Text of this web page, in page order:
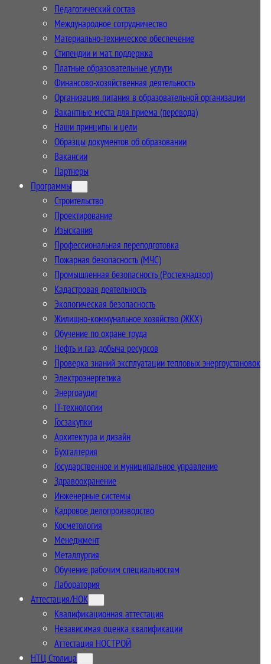
Педагогический состав
Международное сотрудничество
Материально-техническое обеспечение
Стипендии и мат. поддержка
Платные образовательные услуги
Финансово-хозяйственная деятельность
Организация питания в образовательной организации
Вакантные места для приема (перевода)
Наши принципы и цели
Образцы документов об образовании
Вакансии
Партнеры
Программы
Строительство
Проектирование
Изыскания
Профессиональная переподготовка
Пожарная безопасность (МЧС)
Промышленная безопасность (Ростехнадзор)
Кадастровая деятельность
Экологическая безопасность
Жилищно-коммунальное хозяйство (ЖКХ)
Обучение по охране труда
Нефть и газ, добыча ресурсов
Проверка знаний эксплуатации тепловых энергоустановок
Электроэнергетика
Энергоаудит
IT-технологии
Госзакупки
Архитектура и дизайн
Бухгалтерия
Государственное и муниципальное управление
Здравоохранение
Инженерные системы
Кадровое делопроизводство
Косметология
Менеджмент
Металлургия
Обучение рабочим специальностям
Лаборатория
Аттестация/НОК
Квалификационная аттестация
Независимая оценка квалификации
Аттестация НОСТРОЙ
НТЦ Столица